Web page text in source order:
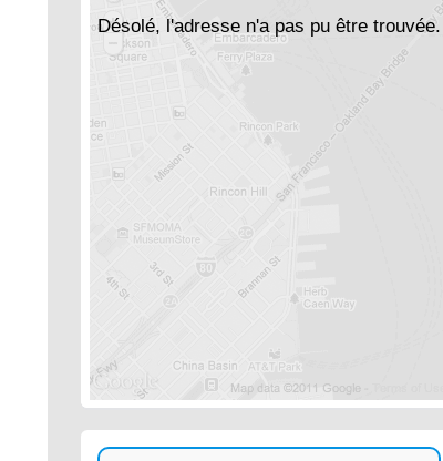
Désolé, l'adresse n'a pas pu être trouvée.